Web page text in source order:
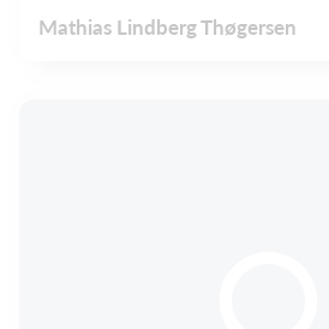
Mathias Lindberg Thøgersen